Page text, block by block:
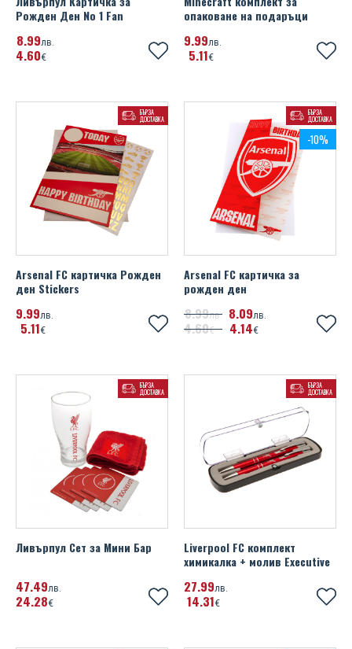
Рожден Ден No 1 Fan
8 99лв.
4 60€
опаковане на подаръци
9 99лв.
5 11€
БЪРЗА
ДОСТАВКА
Arsenal FC картичка Рожден
ден Stickers
9 99лв.
5 11€
БЪРЗА
ДОСТАВКА
-10%
Arsenal FC картичка за
рожден ден
899лв.
460€
8 09лв.
4 14€
БЪРЗА
ДОСТАВКА
Ливърпул Сет за Мини Бар
47 49лв.
24 28€
БЪРЗА
ДОСТАВКА
Liverpool FC комплект
химикалка + молив Executive
27 99лв.
14 31€